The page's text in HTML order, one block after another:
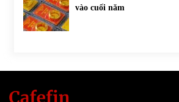
vào cuối năm